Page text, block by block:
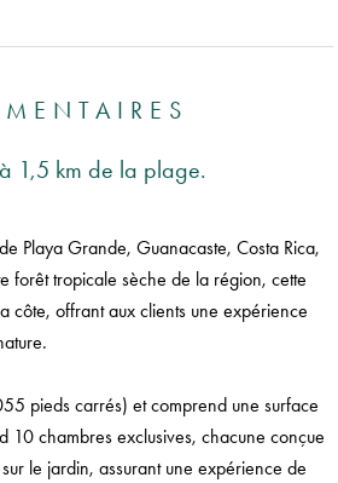
1,5 km de la plage.
Playa Grande, Guanacaste, Costa Rica,
forêt tropicale sèche de la région, cette
côte, offrant aux clients une expérience
pieds carrés) et comprend une surface
chambres exclusives, chacune conçue
le jardin, assurant une expérience de